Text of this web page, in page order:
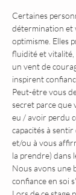
Certaines
détermination et
optimisme. Elles
fluidité et
un vent de
inspirent
Peut-être vous
secret parce que
eu / avoir perdu
capacités à
et/ou à vous
la prendre) dans
Nous avons une
confiance en soi